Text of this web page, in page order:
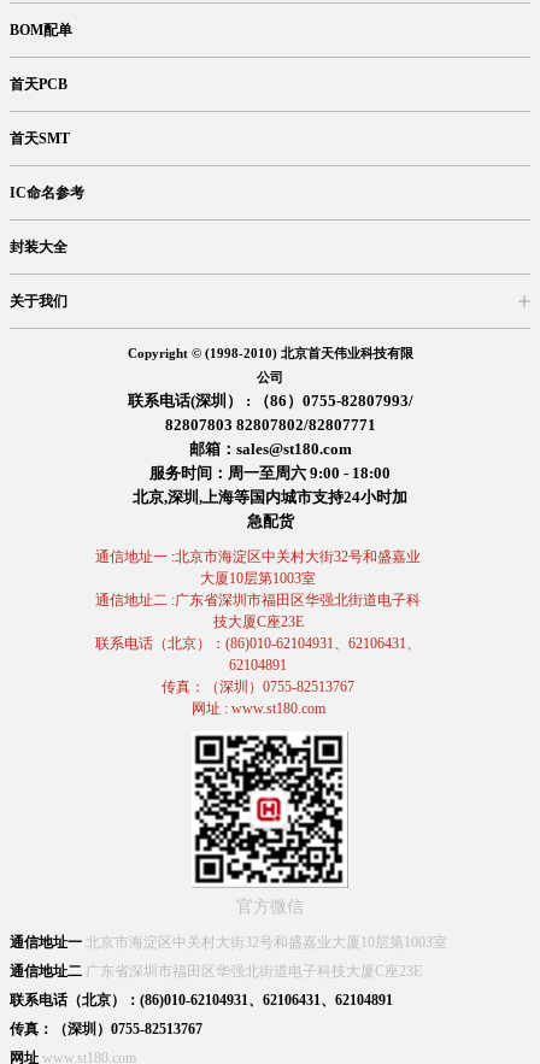
BOM配单
首天PCB
首天SMT
IC命名参考
封装大全
关于我们
Copyright © (1998-2010) 北京首天伟业科技有限
公司
联系电话(深圳） : （86）0755-82807993/
82807803 82807802/82807771
邮箱：sales@st180.com
服务时间：周一至周六 9:00 - 18:00
北京,深圳,上海等国内城市支持24小时加
急配货
通信地址一 :北京市海淀区中关村大街32号和盛嘉业
大厦10层第1003室
通信地址二 :广东省深圳市福田区华强北街道电子科
技大厦C座23E
联系电话（北京）：(86)010-62104931、62106431、
62104891
传真：（深圳）0755-82513767
网址 : www.st180.com
官方微信
通信地址一 北京市海淀区中关村大街32号和盛嘉业大厦10层第1003室
通信地址二 广东省深圳市福田区华强北街道电子科技大厦C座23E
联系电话（北京）：(86)010-62104931、62106431、62104891
传真：（深圳）0755-82513767
网址 www.st180.com